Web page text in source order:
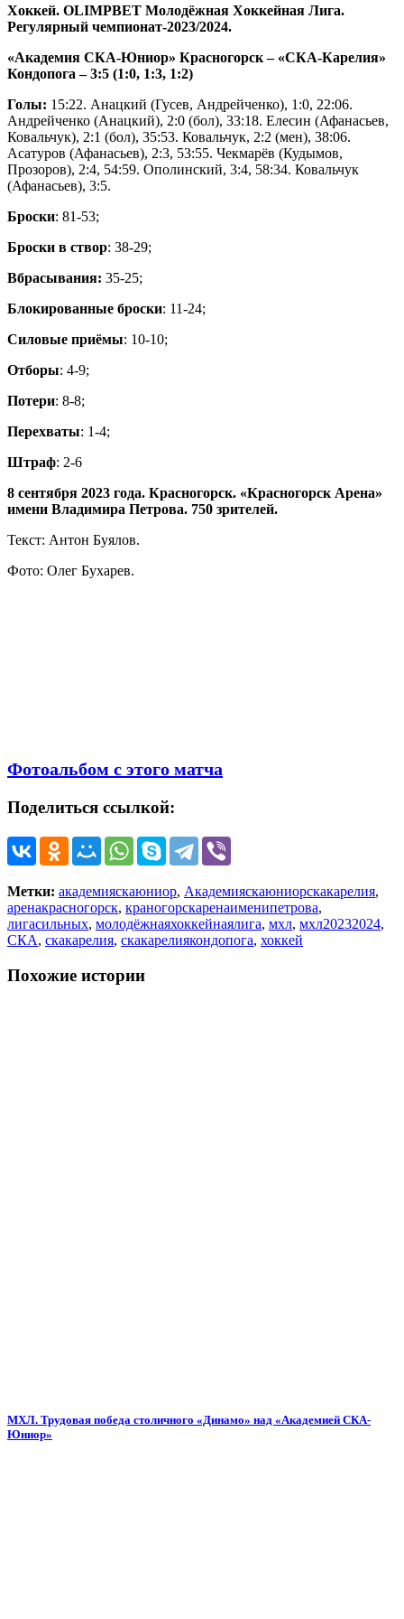
Хоккей. OLIMPBET Молодёжная Хоккейная Лига.
Регулярный чемпионат-2023/2024.
«Академия СКА-Юниор» Красногорск – «СКА-Карелия»
Кондопога – 3:5 (1:0, 1:3, 1:2)
Голы: 15:22. Анацкий (Гусев, Андрейченко), 1:0, 22:06.
Андрейченко (Анацкий), 2:0 (бол), 33:18. Елесин (Афанасьев,
Ковальчук), 2:1 (бол), 35:53. Ковальчук, 2:2 (мен), 38:06.
Асатуров (Афанасьев), 2:3, 53:55. Чекмарёв (Кудымов,
Прозоров), 2:4, 54:59. Ополинский, 3:4, 58:34. Ковальчук
(Афанасьев), 3:5.
Броски: 81-53;
Броски в створ: 38-29;
Вбрасывания: 35-25;
Блокированные броски: 11-24;
Силовые приёмы: 10-10;
Отборы: 4-9;
Потери: 8-8;
Перехваты: 1-4;
Штраф: 2-6
8 сентября 2023 года. Красногорск. «Красногорск Арена»
имени Владимира Петрова. 750 зрителей.
Текст: Антон Буялов.
Фото: Олег Бухарев.
Фотоальбом с этого матча
Поделиться ссылкой:
Метки: академияскаюниор, Академияскаюниорскакарелия,
аренакрасногорск, краногорскаренаименипетрова,
лигасильных, молодёжнаяхоккейнаялига, мхл, мхл20232024,
СКА, скакарелия, скакарелиякондопога, хоккей
Похожие истории
МХЛ. Трудовая победа столичного «Динамо» над «Академией СКА-
Юниор»